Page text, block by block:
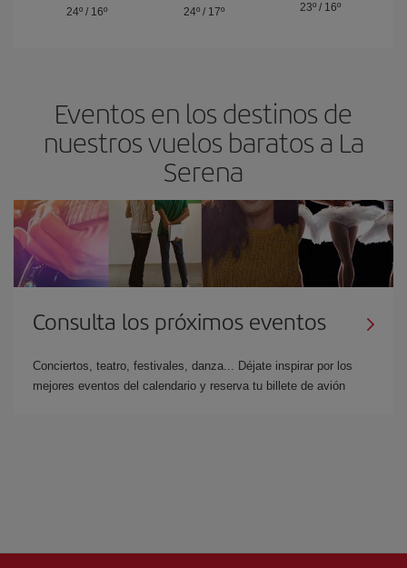
24º/ 16º
24º/ 17º
23º / 16º
Eventos en los destinos de
nuestros vuelos baratos a La
Serena
Consulta los próximos eventos
Conciertos, teatro, festivales, danza... Déjate inspirar por los
mejores eventos del calendario y reserva tu billete de avión